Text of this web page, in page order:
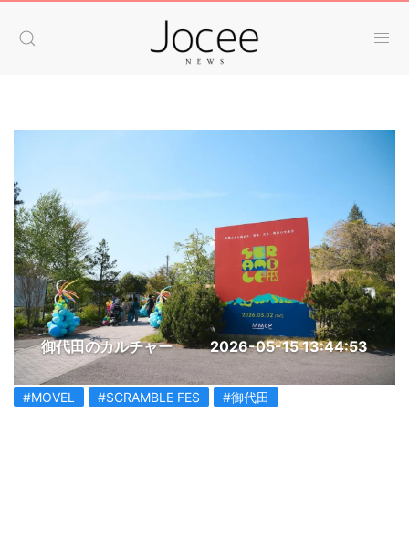
御代田のカルチャー 2026-05-15 13:44:53
#MOVEL #SCRAMBLE FES #御代田